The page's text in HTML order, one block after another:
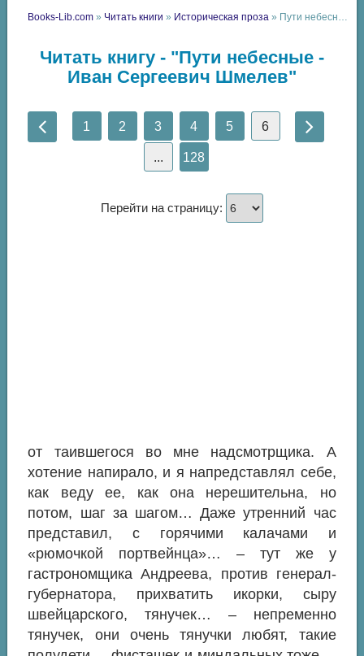
Books-Lib.com » Читать книги » Историческая проза » Пути небесные - Иван Сергеевич Шмелев
Читать книгу - "Пути небесные -
Иван Сергеевич Шмелев"
1 2 3 4 5 6
... 128
Перейти на страницу:
от таившегося во мне надсмотрщика. А
хотение напирало, и я напредставлял себе,
как веду ее, как она нерешительна, но
потом, шаг за шагом… Даже утренний час
представил, с горячими калачами и
«рюмочкой портвейнца»… – тут же у
гастрономщика Андреева, против генерал-
губернатора, прихватить икорки, сыру
швейцарского, тянучек… – непременно
тянучек, они очень тянучки любят, такие